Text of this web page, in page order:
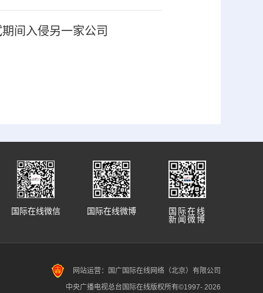
间入侵另一家公司
国际在线
新闻微博
国际在线微博
国际在线微信
网站运营：国广国际在线网络（北京）有限公司
中央广播电视总台国际在线版权所有©1997- 2026